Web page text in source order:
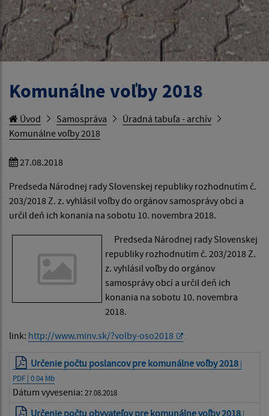
Komunálne voľby 2018
Úvod Samospráva
Úradná tabuľa - archív
Komunálne voľby 2018
27.08.2018
Predseda Národnej rady Slovenskej republiky rozhodnutím č.
203/2018 Z. z. vyhlásil voľby do orgánov samosprávy obcí a
určil deň ich konania na sobotu 10. novembra 2018.
Predseda Národnej rady Slovenskej
republiky rozhodnutím č. 203/2018 Z.
z. vyhlásil voľby do orgánov
samosprávy obcí a určil deň ich
konania na sobotu 10. novembra
2018.
link: http://www.minv.sk/?volby-oso2018
Určenie počtu poslancov pre komunálne voľby 2018 |
PDF | 0.04 Mb
Dátum vyvesenia: 27.08.2018
Určenie počtu obyvateľov pre komunálne voľby 2018 |